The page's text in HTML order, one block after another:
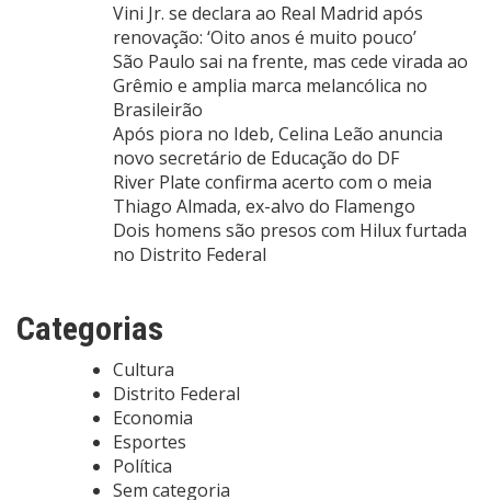
Vini Jr. se declara ao Real Madrid após
renovação: ‘Oito anos é muito pouco’
São Paulo sai na frente, mas cede virada ao
Grêmio e amplia marca melancólica no
Brasileirão
Após piora no Ideb, Celina Leão anuncia
novo secretário de Educação do DF
River Plate confirma acerto com o meia
Thiago Almada, ex-alvo do Flamengo
Dois homens são presos com Hilux furtada
no Distrito Federal
Categorias
Cultura
Distrito Federal
Economia
Esportes
Política
Sem categoria